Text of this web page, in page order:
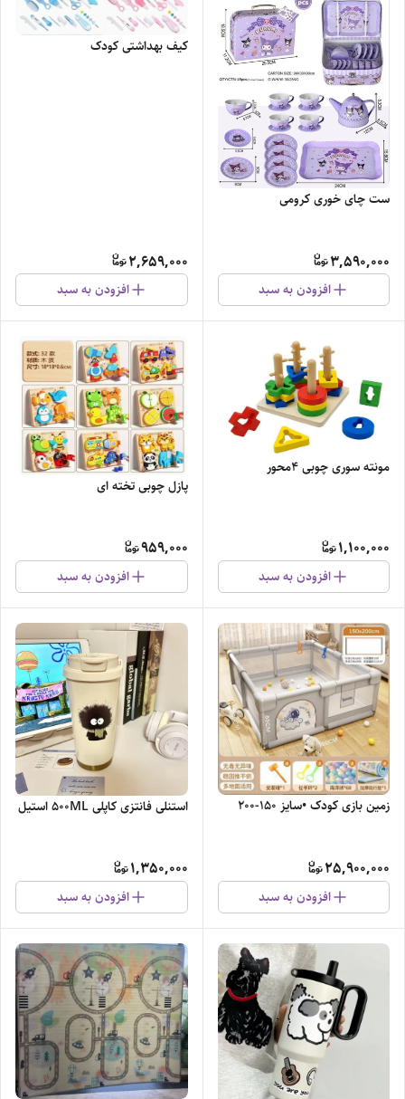
ست چای خوری کرومی
3,590,000
افزودن به سبد
کیف بهداشتی کودک
2,659,000
افزودن به سبد
مونته سوری چوبی 4محور
1,100,000
افزودن به سبد
پازل چوبی تخته ای
959,000
افزودن به سبد
زمین بازی کودک •سایز 150-200
25,900,000
افزودن به سبد
استنلی فانتزی کاپلی 500ML استیل
1,350,000
افزودن به سبد